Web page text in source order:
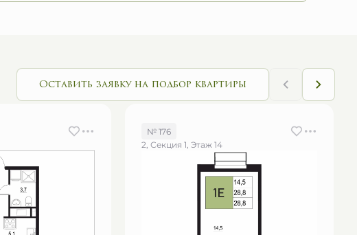
Оставить заявку на подбор квартиры
№ 176
2, Секция 1, Этаж 14